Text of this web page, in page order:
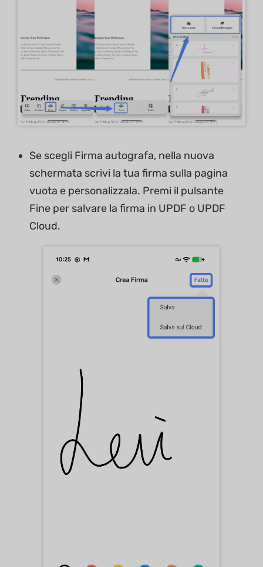
Se scegli Firma autografa, nella nuova
schermata scrivi la tua firma sulla pagina
vuota e personalizzala. Premi il pulsante
Fine per salvare la firma in UPDF o UPDF
Cloud.